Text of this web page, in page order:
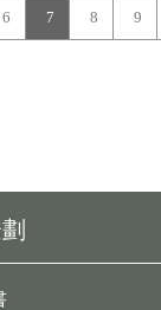
6 7 8 9